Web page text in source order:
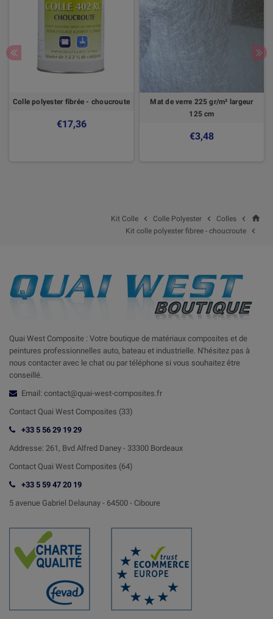
Colle polyester fibrée - choucroute
€17,36
Mat de verre 225 gr/m² largeur
125 cm
€3,48
home

Colles

Colle Polyester

Kit Colle

Kit colle polyester fibree - choucroute
Quai West Composite : Votre boutique de matériaux composites et de
peintures professionnelles auto, bateau et industrielle. N'hésitez pas à
nous contacter avec le chat ou par téléphone si vous souhaitez être
conseillé.
Email: contact@quai-west-composites.fr
Contact Quai West Composites (33)
+33 5 56 29 19 29
Addresse: 261, Bvd Alfred Daney - 33300 Bordeaux
Contact Quai West Composites (64)
+33 5 59 47 20 19
5 avenue Gabriel Delaunay - 64500 - Ciboure